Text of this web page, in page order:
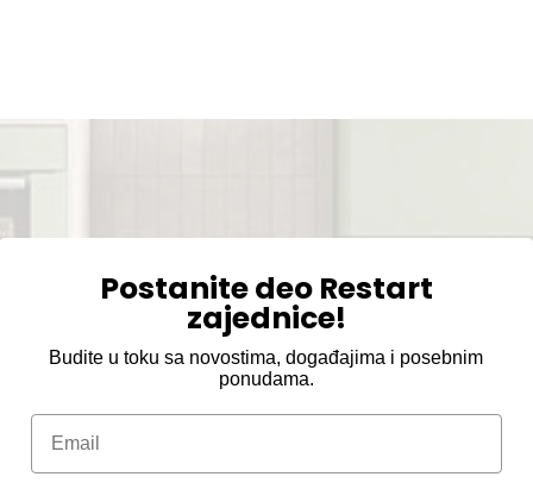
Postanite deo Restart
zajednice!
Budite u toku sa novostima, događajima i posebnim
ponudama.
Email